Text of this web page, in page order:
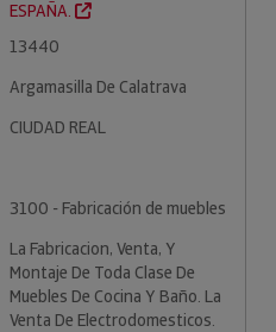
ESPAÑA.
13440
Argamasilla De Calatrava
CIUDAD REAL
3100 - Fabricación de muebles
La Fabricacion, Venta, Y
Montaje De Toda Clase De
Muebles De Cocina Y Baño. La
Venta De Electrodomesticos.